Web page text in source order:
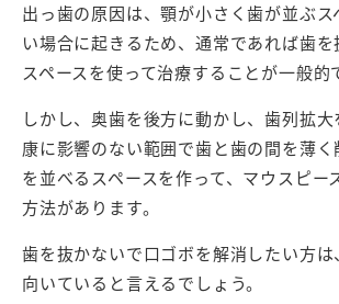
出っ歯の原因は、顎が小さく歯が並ぶス
い場合に起きるため、通常であれば歯
スペースを使って治療することが一般的
しかし、奥歯を後方に動かし、歯列拡
康に影響のない範囲で歯と歯の間を薄
を並べるスペースを作って、マウスピー
方法があります。
歯を抜かないで口ゴボを解消したい方
向いていると言えるでしょう。